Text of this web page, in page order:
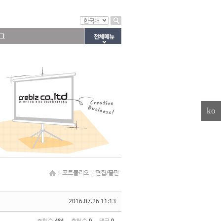
한국어
포트폴리오 편집/출판
2016.07.26 11:13
ko